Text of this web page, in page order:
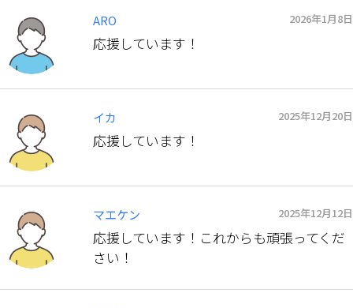
ARO 2026年1月8日
応援しています！
イカ 2025年12月20日
応援しています！
マエケン 2025年12月12日
応援しています！これからも頑張ってくだ
さい！